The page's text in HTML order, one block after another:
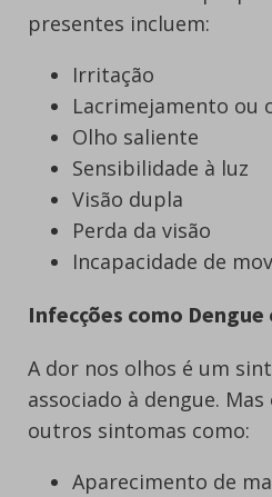
presentes incluem:
Irritação
Lacrimejamento ou
Olho saliente
Sensibilidade à luz
Visão dupla
Perda da visão
Incapacidade de
Infecções como Dengue
A dor nos olhos é um
associado à dengue.
outros sintomas como:
Aparecimento de